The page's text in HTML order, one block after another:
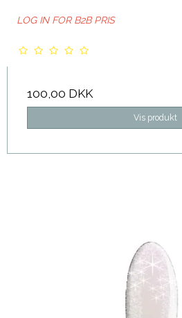
LOG IN FOR B2B PRIS
100,00 DKK
Vis produkt